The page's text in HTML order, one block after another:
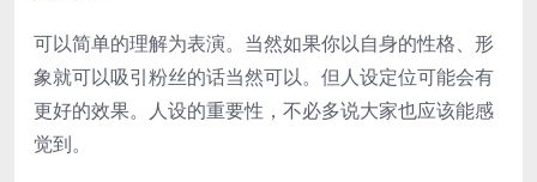
可以简单的理解为表演。当然如果你以自身的性格、形
象就可以吸引粉丝的话当然可以。但人设定位可能会有
更好的效果。人设的重要性，不必多说大家也应该能感
觉到。